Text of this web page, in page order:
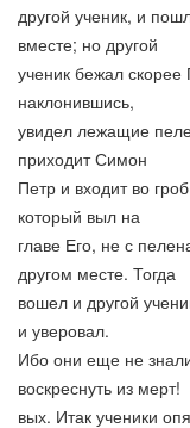
другой ученик, и
вместе; но другой
ученик бежал
наклонившись,
увидел лежащие
приходит Симон
Петр и входит во
который выл на
главе Его, не с
другом месте. Тогда
вошел и другой
и уверовал.
Ибо они еще не
воскреснуть из мерт!
вых. Итак ученики